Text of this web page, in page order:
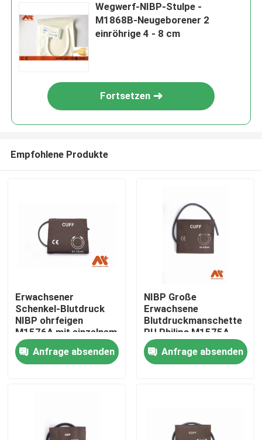
Startseite
Wegwerf-NIBP-Stulpe -
M1868B-Neugeborener 2
einröhrige 4 - 8 cm
Fortsetzen
Empfohlene Produkte
Erwachsener
Schenkel-Blutdruck
NIBP ohrfeigen
M1576A mit einzelnem
Schlauch, PU
Anfrage absenden
NIBP Große
Erwachsene
Blutdruckmanschette
PU Philips M1575A
Einzelschlauch
Anfrage absenden